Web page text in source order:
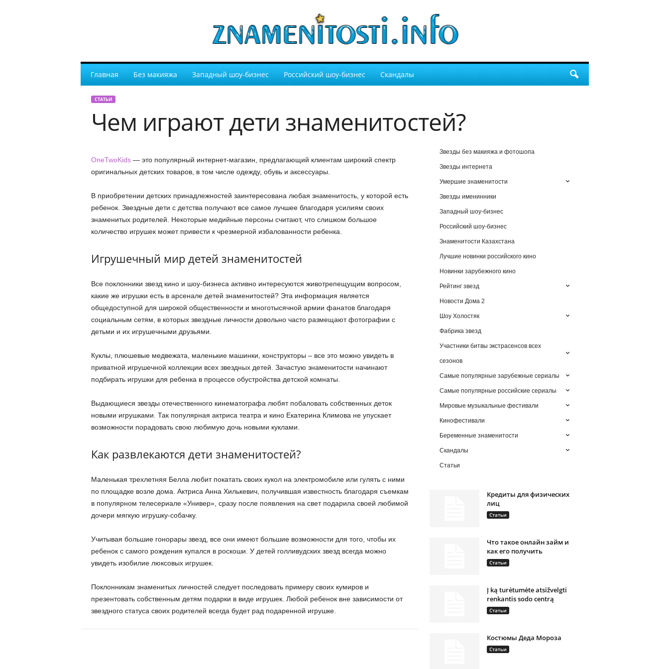
Главная Без макияжа Западный шоу-бизнес Российский шоу-бизнес Скандалы
СТАТЬИ
Чем играют дети знаменитостей?
OneTwoKids— это популярный интернет-магазин, предлагающий клиентам широкий спектр
оригинальных детских товаров, в том числе одежду, обувь и аксессуары.
В приобретении детских принадлежностей заинтересована любая знаменитость, у которой есть
ребенок. Звездные дети с детства получают все самое лучшее благодаря усилиям своих
знаменитых родителей. Некоторые медийные персоны считают, что слишком большое
количество игрушек может привести к чрезмерной избалованности ребенка.
Игрушечный мир детей знаменитостей
Все поклонники звезд кино и шоу-бизнеса активно интересуются животрепещущим вопросом,
какие же игрушки есть в арсенале детей знаменитостей? Эта информация является
общедоступной для широкой общественности и многотысячной армии фанатов благодаря
социальным сетям, в которых звездные личности довольно часто размещают фотографии с
детьми и их игрушечными друзьями.
Куклы, плюшевые медвежата, маленькие машинки, конструкторы – все это можно увидеть в
приватной игрушечной коллекции всех звездных детей. Зачастую знаменитости начинают
подбирать игрушки для ребенка в процессе обустройства детской комнаты.
Выдающиеся звезды отечественного кинематографа любят побаловать собственных деток
новыми игрушками. Так популярная актриса театра и кино Екатерина Климова не упускает
возможности порадовать свою любимую дочь новыми куклами.
Как развлекаются дети знаменитостей?
Маленькая трехлетняя Белла любит покатать своих кукол на электромобиле или гулять с ними
по площадке возле дома. Актриса Анна Хилькевич, получившая известность благодаря съемкам
в популярном телесериале «Универ», сразу после появления на свет подарила своей любимой
дочери мягкую игрушку-собачку.
Учитывая большие гонорары звезд, все они имеют большие возможности для того, чтобы их
ребенок с самого рождения купался в роскоши. У детей голливудских звезд всегда можно
увидеть изобилие люксовых игрушек.
Поклонникам знаменитых личностей следует последовать примеру своих кумиров и
презентовать собственным детям подарки в виде игрушек. Любой ребенок вне зависимости от
звездного статуса своих родителей всегда будет рад подаренной игрушке.
Звезды без макияжа и фотошопа
Звезды интернета
Умершие знаменитости
Звезды именинники
Западный шоу-бизнес
Российский шоу-бизнес
Знаменитости Казахстана
Лучшие новинки российского кино
Новинки зарубежного кино
Рейтинг звезд
Новости Дома 2
Шоу Холостяк
Фабрика звезд
Участники битвы экстрасенсов всех
сезонов
Самые популярные зарубежные сериалы
Самые популярные российские сериалы
Мировые музыкальные фестивали
Кинофестивали
Беременные знаменитости
Скандалы
Статьи
Кредиты для физических
лиц
Статьи
Что такое онлайн займ и
как его получить
Статьи
Į ką turėtumėte atsižvelgti
renkantis sodo centrą
Статьи
Костюмы Деда Мороза
Статьи